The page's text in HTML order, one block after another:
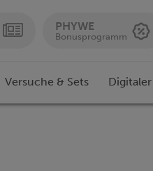
PHYWE
Bonusprogramm
Versuche & Sets